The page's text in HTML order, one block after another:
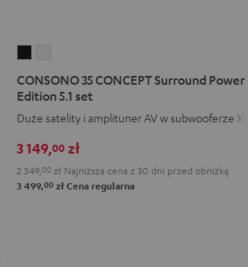
35
CONCEPT
Surround
Edition
5.1
set
35
CONCEPT
Surround
Edition
5.1
set
CONSONO 35 CONCEPT Surround Power
Edition 5.1 set
Duże satelity i amplituner AV w subwooferze XL
3 149,00 zł
2 349, 00 zł Najniższa cena z 30 dni przed obniżką
3 499,00 zł Cena regularna